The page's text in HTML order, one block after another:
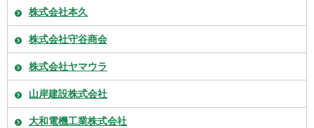
株式会社本久
株式会社守谷商会
株式会社ヤマウラ
山岸建設株式会社
大和電機工業株式会社